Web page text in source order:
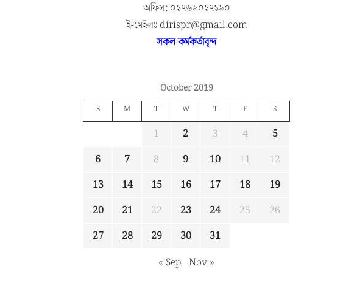
অফিস: ০১৭৬৯০১৭১৯০
ই-মেইলঃ dirispr@gmail.com
সকল কর্মকর্তাবৃন্দ
October 2019
S M T W T F S
1 2 3 4
5
6
7 8 9 10 11
12
13
14 15 16 17 18
19
20
21 22 23 24 25
26
27
28 29 30
31
« Sep Nov »